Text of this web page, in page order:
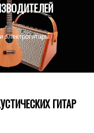
электрогитары
ГИТАР